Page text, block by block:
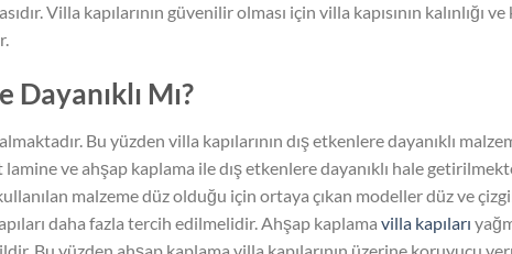
Villa kapılarının güvenilir olması için villa kapısının
Dayanıklı Mı?
Bu yüzden villa kapılarının dış etkenlere dayanıklı
ve ahşap kaplama ile dış etkenlere dayanıklı hale
malzeme düz olduğu için ortaya çıkan modeller düz ve
daha fazla tercih edilmelidir. Ahşap kaplama villa kapıları